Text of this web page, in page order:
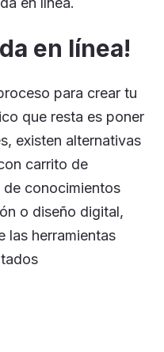
en línea!
para crear tu
que resta es poner
existen alternativas
carrito de
de conocimientos
o diseño digital,
las herramientas